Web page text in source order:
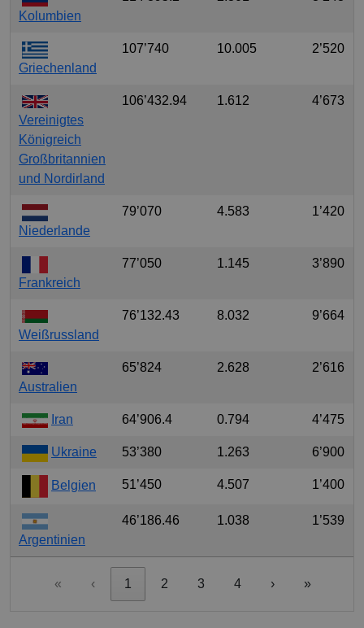
Kolumbien
Griechenland
107’740 10.005 2’520
Vereinigtes
Königreich
Großbritannien
und Nordirland
106’432.94 1.612 4’673
Niederlande
79’070 4.583 1’420
Frankreich
77’050 1.145 3’890
Weißrussland
76’132.43 8.032 9’664
Australien
65’824 2.628 2’616
Iran 64’906.4 0.794 4’475
Ukraine 53’380 1.263 6’900
Belgien 51’450 4.507 1’400
Argentinien
46’186.46 1.038 1’539
« ‹ 1 2 3 4 › »